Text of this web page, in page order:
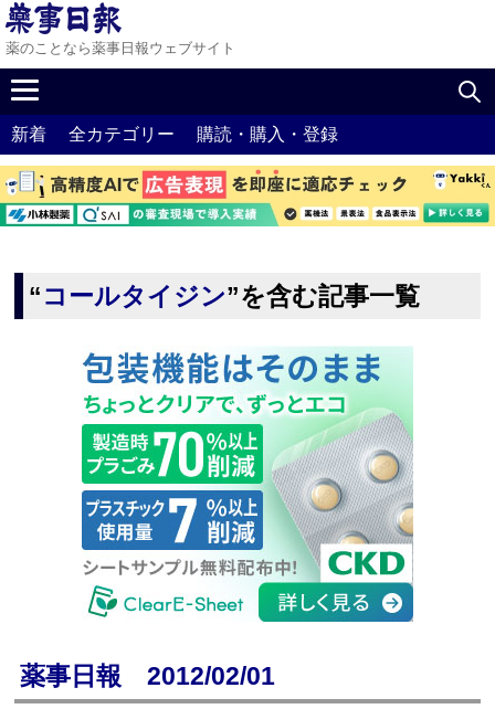
薬のことなら薬事日報ウェブサイト
新着 全カテゴリー 購読・購入・登録
“コールタイジン”を含む記事一覧
薬事日報 2012/02/01